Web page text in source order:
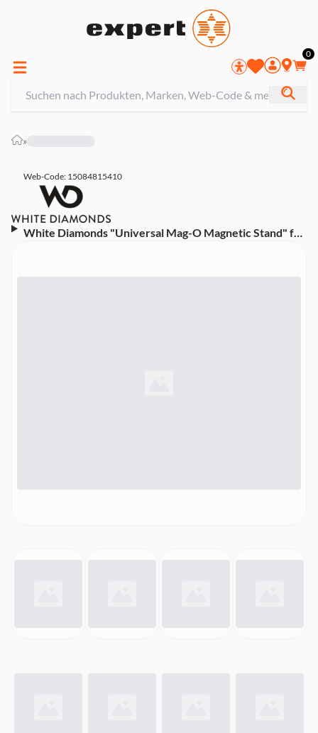
0
»
Web-Code: 15084815410
White Diamonds "Universal Mag-O Magnetic Stand" für